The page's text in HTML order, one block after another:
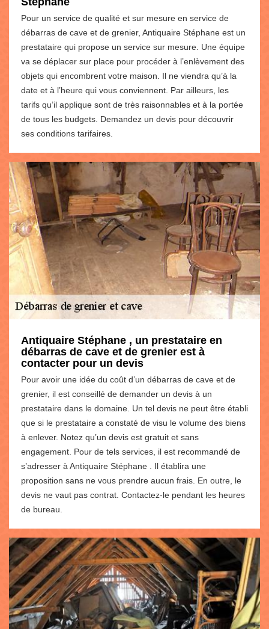
Pour un service de qualité et sur mesure en service de
débarras de cave et de grenier, Antiquaire Stéphane est un
prestataire qui propose un service sur mesure. Une équipe
va se déplacer sur place pour procéder à l’enlèvement des
objets qui encombrent votre maison. Il ne viendra qu’à la
date et à l’heure qui vous conviennent. Par ailleurs, les
tarifs qu’il applique sont de très raisonnables et à la portée
de tous les budgets. Demandez un devis pour découvrir
ses conditions tarifaires.
Antiquaire Stéphane , un prestataire en
débarras de cave et de grenier est à
contacter pour un devis
Pour avoir une idée du coût d’un débarras de cave et de
grenier, il est conseillé de demander un devis à un
prestataire dans le domaine. Un tel devis ne peut être établi
que si le prestataire a constaté de visu le volume des biens
à enlever. Notez qu’un devis est gratuit et sans
engagement. Pour de tels services, il est recommandé de
s’adresser à Antiquaire Stéphane . Il établira une
proposition sans ne vous prendre aucun frais. En outre, le
devis ne vaut pas contrat. Contactez-le pendant les heures
de bureau.